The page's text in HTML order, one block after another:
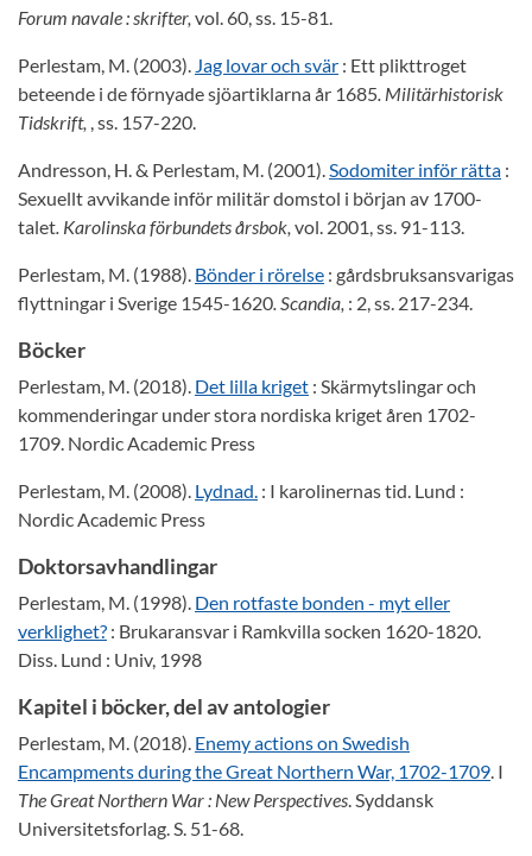
Forum navale : skrifter, vol. 60, ss. 15-81.
Perlestam, M. (2003). Jag lovar och svär : Ett plikttroget
beteende i de förnyade sjöartiklarna år 1685. Militärhistorisk
Tidskrift, , ss. 157-220.
Andresson, H. & Perlestam, M. (2001).Sodomiter inför rätta :
Sexuellt avvikande inför militär domstol i början av 1700-
talet. Karolinska förbundets årsbok, vol. 2001, ss. 91-113.
Perlestam, M. (1988). Bönder i rörelse : gårdsbruksansvarigas
flyttningar i Sverige 1545-1620. Scandia, : 2, ss. 217-234.
Böcker
Perlestam, M. (2018). Det lilla kriget : Skärmytslingar och
kommenderingar under stora nordiska kriget åren 1702-
1709. Nordic Academic Press
Perlestam, M. (2008). Lydnad. : I karolinernas tid. Lund :
Nordic Academic Press
Doktorsavhandlingar
Perlestam, M. (1998). Den rotfaste bonden - myt eller
verklighet? : Brukaransvar i Ramkvilla socken 1620-1820.
Diss. Lund : Univ, 1998
Kapitel i böcker, del av antologier
Perlestam, M. (2018). Enemy actions on Swedish
Encampments during the Great Northern War, 1702-1709. I
The Great Northern War : New Perspectives. Syddansk
Universitetsforlag. S. 51-68.